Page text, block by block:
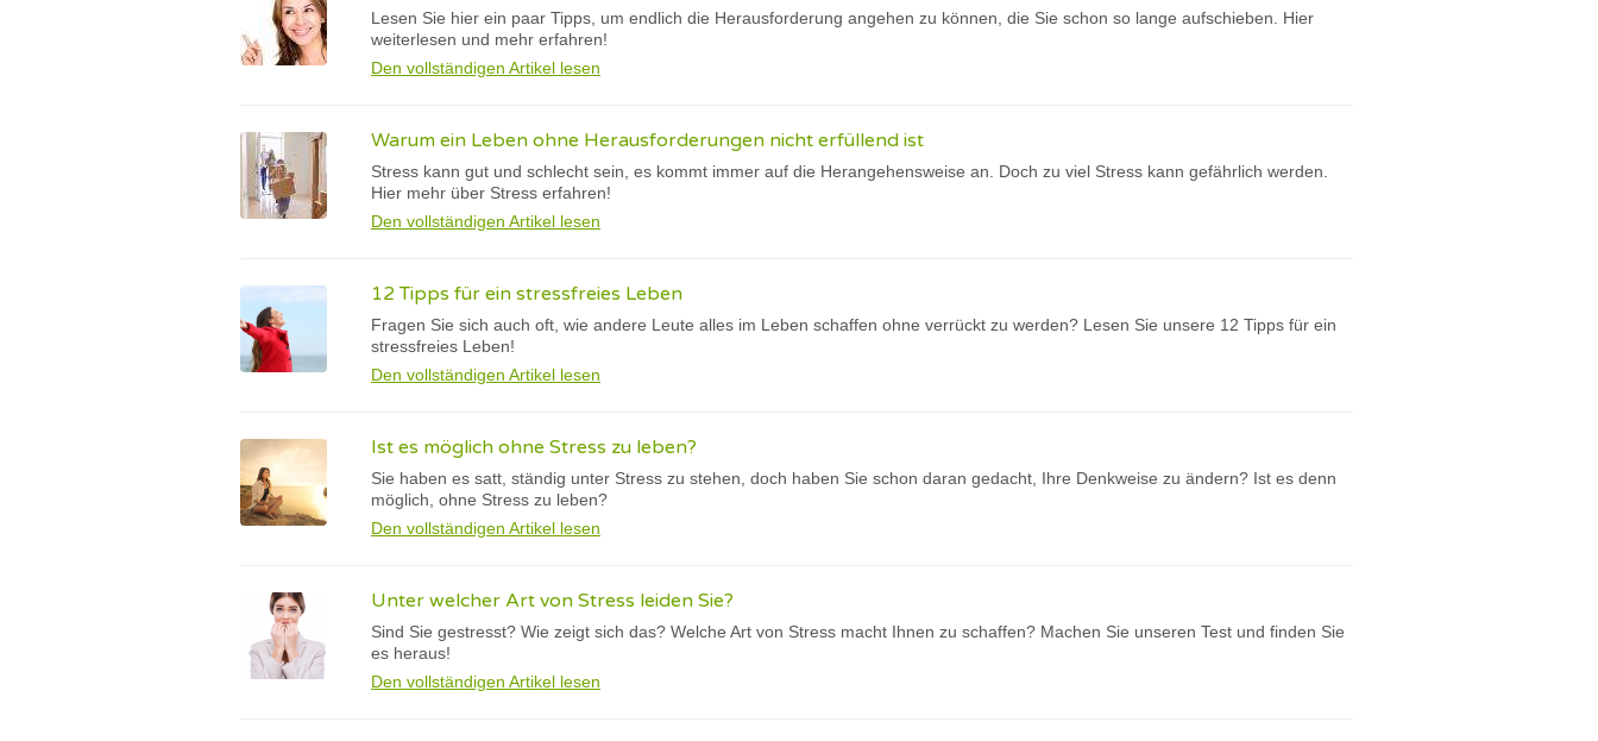
Lesen Sie hier ein paar Tipps, um endlich die Herausforderung angehen zu können, die Sie schon so lange aufschieben. Hier
weiterlesen und mehr erfahren!
Den vollständigen Artikel lesen
Warum ein Leben ohne Herausforderungen nicht erfüllend ist
Stress kann gut und schlecht sein, es kommt immer auf die Herangehensweise an. Doch zu viel Stress kann gefährlich werden.
Hier mehr über Stress erfahren!
Den vollständigen Artikel lesen
12 Tipps für ein stressfreies Leben
Fragen Sie sich auch oft, wie andere Leute alles im Leben schaffen ohne verrückt zu werden? Lesen Sie unsere 12 Tipps für ein
stressfreies Leben!
Den vollständigen Artikel lesen
Ist es möglich ohne Stress zu leben?
Sie haben es satt, ständig unter Stress zu stehen, doch haben Sie schon daran gedacht, Ihre Denkweise zu ändern? Ist es denn
möglich, ohne Stress zu leben?
Den vollständigen Artikel lesen
Unter welcher Art von Stress leiden Sie?
Sind Sie gestresst? Wie zeigt sich das? Welche Art von Stress macht Ihnen zu schaffen? Machen Sie unseren Test und finden Sie
es heraus!
Den vollständigen Artikel lesen